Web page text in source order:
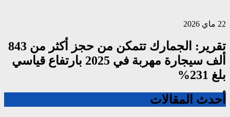
22 ماي 2026
تقرير: الجمارك تتمكن من حجز أكثر من 843
ألف سيجارة مهربة في 2025 بارتفاع قياسي
بلغ 231%
أحدث المقالات